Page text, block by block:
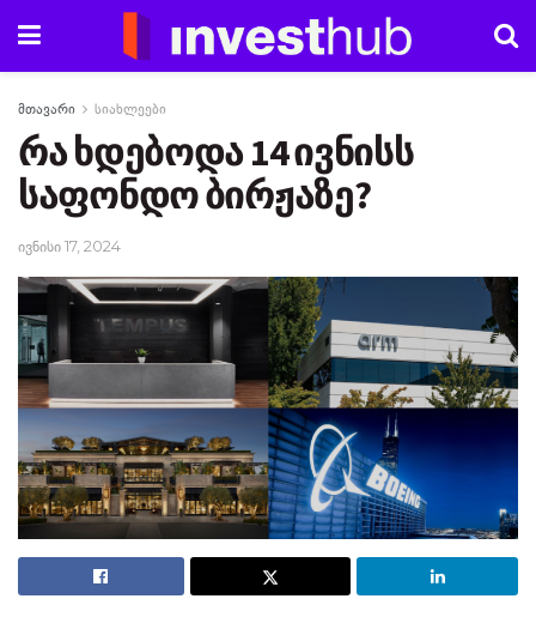
მთავარი სიახლეები
რა ხდებოდა 14 ივნისს
საფონდო ბირჟაზე?
ივნისი 17, 2024